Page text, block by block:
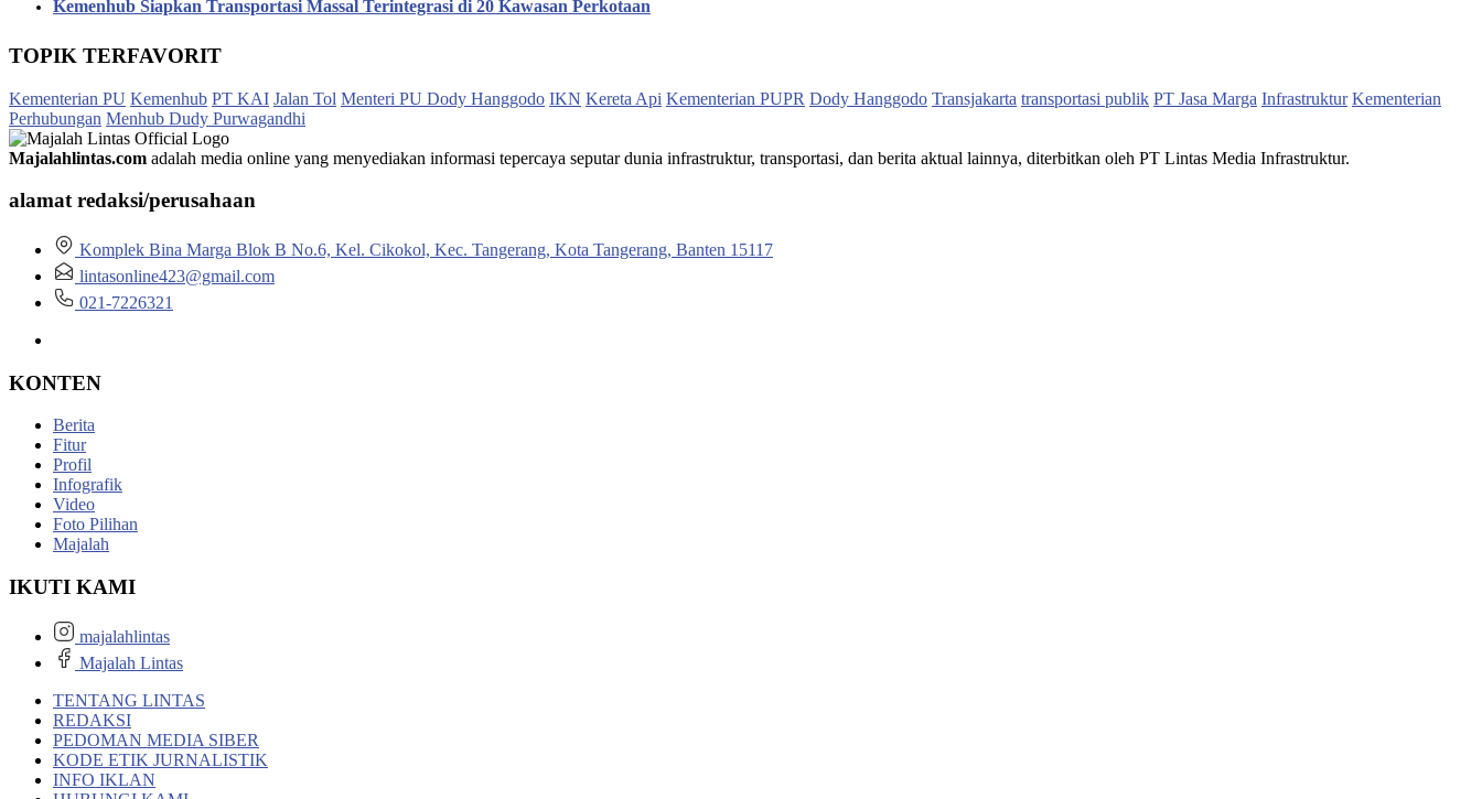
Kemenhub Siapkan Transportasi Massal Terintegrasi di 20 Kawasan Perkotaan
TOPIK TERFAVORIT
Kementerian PU Kemenhub PT KAI Jalan Tol Menteri PU Dody Hanggodo IKN Kereta Api Kementerian PUPR Dody Hanggodo Transjakarta transportasi publik PT Jasa Marga Infrastruktur Kementerian
Perhubungan Menhub Dudy Purwagandhi
Majalahlintas.com adalah media online yang menyediakan informasi tepercaya seputar dunia infrastruktur, transportasi, dan berita aktual lainnya, diterbitkan oleh PT Lintas Media Infrastruktur.
alamat redaksi/perusahaan
Komplek Bina Marga Blok B No.6, Kel. Cikokol, Kec. Tangerang, Kota Tangerang, Banten 15117
lintasonline423@gmail.com
021-7226321
KONTEN
Berita
Fitur
Profil
Infografik
Video
Foto Pilihan
Majalah
IKUTI KAMI
majalahlintas
Majalah Lintas
TENTANG LINTAS
REDAKSI
PEDOMAN MEDIA SIBER
KODE ETIK JURNALISTIK
INFO IKLAN